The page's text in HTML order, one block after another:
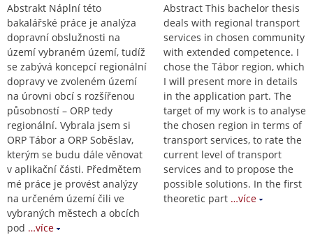
Abstrakt Náplní této
bakalářské práce je analýza
dopravní obslužnosti na
území vybraném území, tudíž
se zabývá koncepcí regionální
dopravy ve zvoleném území
na úrovni obcí s rozšířenou
působností – ORP tedy
regionální. Vybrala jsem si
ORP Tábor a ORP Soběslav,
kterým se budu dále věnovat
v aplikační části. Předmětem
mé práce je provést analýzy
na určeném území čili ve
vybraných městech a obcích
pod …více
Abstract This bachelor thesis
deals with regional transport
services in chosen community
with extended competence. I
chose the Tábor region, which
I will present more in details
in the application part. The
target of my work is to analyse
the chosen region in terms of
transport services, to rate the
current level of transport
services and to propose the
possible solutions. In the first
theoretic part …více